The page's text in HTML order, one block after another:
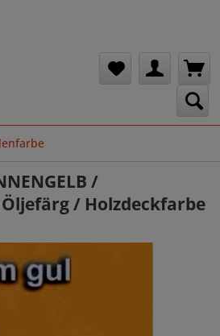
/
/ Holzdeckfarbe